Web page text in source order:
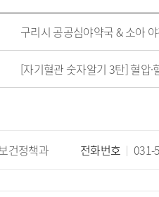
구리시 공공심야약국 & 소아
[자기혈관 숫자알기 3탄] 혈압
건정책과 전화번호 031-